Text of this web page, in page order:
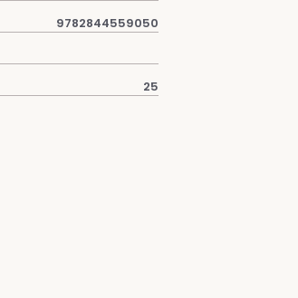
9782844559050
25